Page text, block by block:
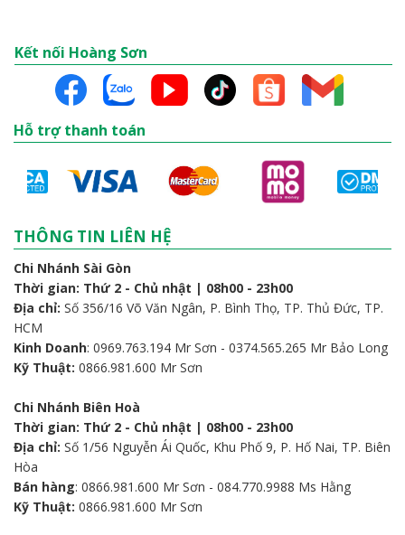
Kết nối Hoàng Sơn
Hỗ trợ thanh toán
THÔNG TIN LIÊN HỆ
Chi Nhánh Sài Gòn
Thời gian: Thứ 2 - Chủ nhật | 08h00 - 23h00
Địa chỉ: Số 356/16 Võ Văn Ngân, P. Bình Thọ, TP. Thủ Đức, TP.
HCM
Kinh Doanh: 0969.763.194 Mr Sơn - 0374.565.265 Mr Bảo Long
Kỹ Thuật: 0866.981.600 Mr Sơn
Chi Nhánh Biên Hoà
Thời gian: Thứ 2 - Chủ nhật | 08h00 - 23h00
Địa chỉ: Số 1/56 Nguyễn Ái Quốc, Khu Phố 9, P. Hố Nai, TP. Biên
Hòa
Bán hàng: 0866.981.600 Mr Sơn - 084.770.9988 Ms Hằng
Kỹ Thuật: 0866.981.600 Mr Sơn